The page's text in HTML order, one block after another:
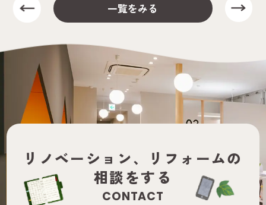
一覧をみる
リノベーション、
リフォームの
相談をする
CONTACT